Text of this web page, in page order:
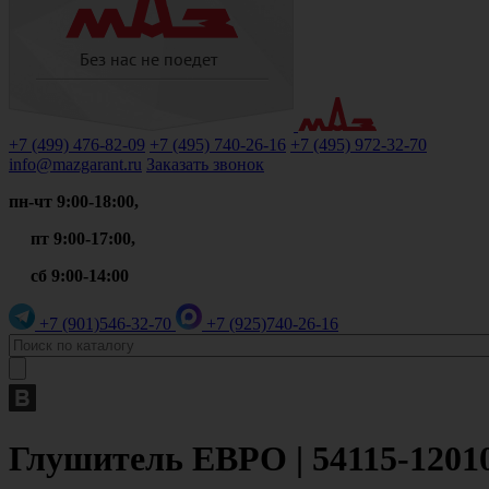
+7 (499) 476-82-09 +7 (495) 740-26-16 +7 (495) 972-32-70
info@mazgarant.ru Заказать звонок
пн-чт 9:00-18:00,
пт 9:00-17:00,
сб 9:00-14:00
+7 (901)546-32-70 +7 (925)740-26-16
Глушитель ЕВРО | 54115-